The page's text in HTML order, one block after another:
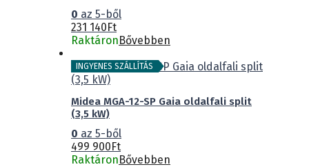
0 az 5-ből
231 140 Ft
Raktáron Bővebben
INGYENES SZÁLLÍTÁS
Midea MGA-12-SP Gaia oldalfali split
(3,5 kW)
0 az 5-ből
499 900Ft
RaktáronBővebben